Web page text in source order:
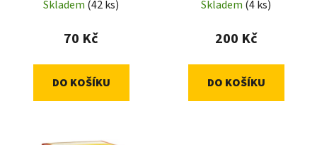
Skladem (42 ks)
70 Kč
DO KOŠÍKU
Skladem (4 ks)
200 Kč
DO KOŠÍKU